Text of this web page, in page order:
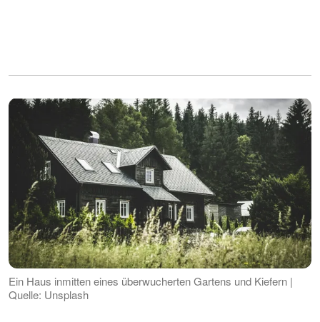
Ein Haus inmitten eines überwucherten Gartens und Kiefern |
Quelle: Unsplash